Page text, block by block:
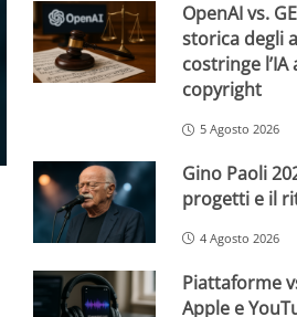
OpenAI vs.
storica degli
costringe l’IA
copyright
5 Agosto 2026
Gino Paoli
progetti e il
4 Agosto 2026
Piattaforme
Apple e